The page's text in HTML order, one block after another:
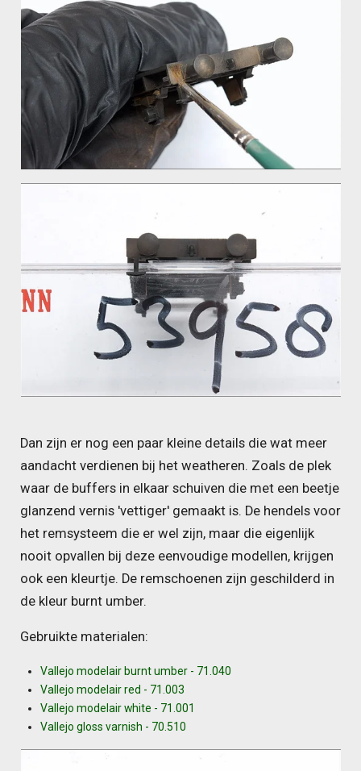
Dan zijn er nog een paar kleine details die wat meer
aandacht verdienen bij het weatheren. Zoals de plek
waar de buffers in elkaar schuiven die met een beetje
glanzend vernis 'vettiger' gemaakt is. De hendels voor
het remsysteem die er wel zijn, maar die eigenlijk
nooit opvallen bij deze eenvoudige modellen, krijgen
ook een kleurtje. De remschoenen zijn geschilderd in
de kleur burnt umber.
Gebruikte materialen:
Vallejo modelair burnt umber - 71.040
Vallejo modelair red - 71.003
Vallejo modelair white - 71.001
Vallejo gloss varnish - 70.510